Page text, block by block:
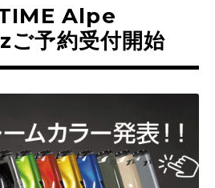
Alpe
予約受付開始